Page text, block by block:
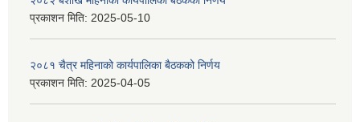
प्रकाशन मिति: 2025-05-10
२०८१ चैत्र महिनाको कार्यपालिका बैठकको निर्णय
प्रकाशन मिति: 2025-04-05